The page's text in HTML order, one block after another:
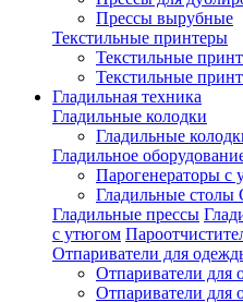
Прессы вырубные
Текстильные принтеры
Текстильные
Текстильные
Гладильная техника
Гладильные колодки
Гладильные
Гладильное
Парогенераторы с
Гладильные столы
Гладильные прессы
с утюгом
Отпариватели для
Отпариватели для
Отпариватели для